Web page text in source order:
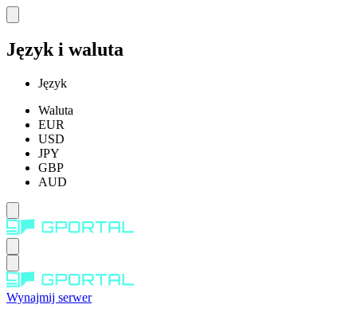
Język i waluta
Język
Waluta
EUR
USD
JPY
GBP
AUD
Wynajmij serwer